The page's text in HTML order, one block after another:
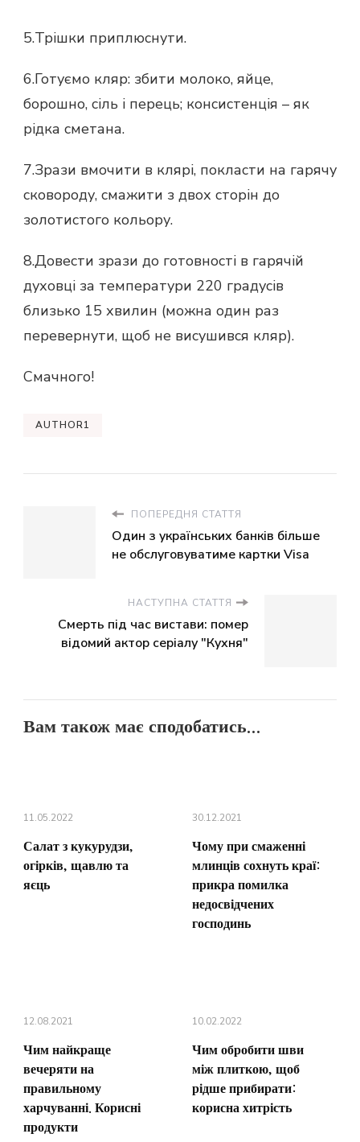
5.Трішки приплюснути.
6.Готуємо кляр: збити молоко, яйце,
борошно, сіль і перець; консистенція – як
рідка сметана.
7.Зрази вмочити в клярі, покласти на гарячу
сковороду, смажити з двох сторін до
золотистого кольору.
8.Довести зрази до готовності в гарячій
духовці за температури 220 градусів
близько 15 хвилин (можна один раз
перевернути, щоб не висушився кляр).
Смачного!
AUTHOR1
ПОПЕРЕДНЯ СТАТТЯ
Один з українських банків більше
не обслуговуватиме картки Visa
НАСТУПНА СТАТТЯ
Смерть під час вистави: помер
відомий актор серіалу "Кухня"
Вам також має сподобатись...
11.05.2022
Салат з кукурудзи,
огірків, щавлю та
яєць
30.12.2021
Чому при смаженні
млинців сохнуть краї:
прикра помилка
недосвідчених
господинь
12.08.2021
Чим найкраще
вечеряти на
правильному
харчуванні. Корисні
продукти
10.02.2022
Чим обробити шви
між плиткою, щоб
рідше прибирати:
корисна хитрість